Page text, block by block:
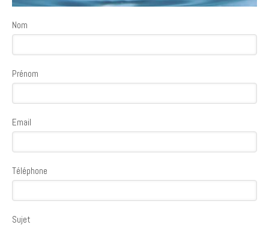
Nom
Prénom
Email
Téléphone
Sujet